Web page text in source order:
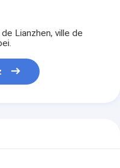
Lianzhen, ville de